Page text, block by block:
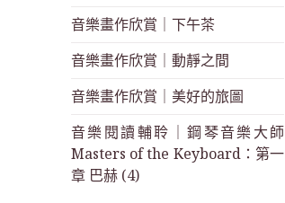
音樂畫作欣賞｜下午茶
音樂畫作欣賞｜動靜之間
音樂畫作欣賞｜美好的旅圖
音樂閱讀輔聆｜鋼琴音樂大師
Masters of the Keyboard：第一
章 巴赫 (4)